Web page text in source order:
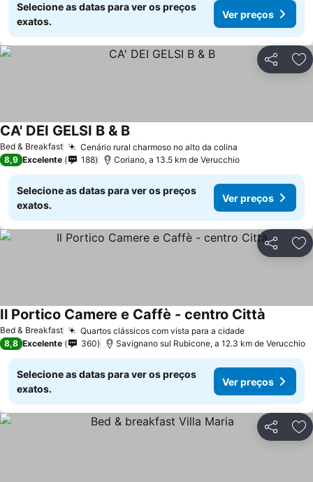
Selecione as datas para ver os preços
exatos.
Ver preços
Partilhar
Bed & Breakfast Cenário rural charmoso no alto da colina
CA' DEI GELSI B & B
8,9 Excelente 188 Coriano, a 13.5 km de Verucchio
Selecione as datas para ver os preços
exatos.
Ver preços
Partilhar
Bed & Breakfast Quartos clássicos com vista para a cidade
Il Portico Camere e Caffè - centro Città
8,8 Excelente 360 Savignano sul Rubicone, a 12.3 km de Verucchio
Selecione as datas para ver os preços
exatos.
Ver preços
Partilhar